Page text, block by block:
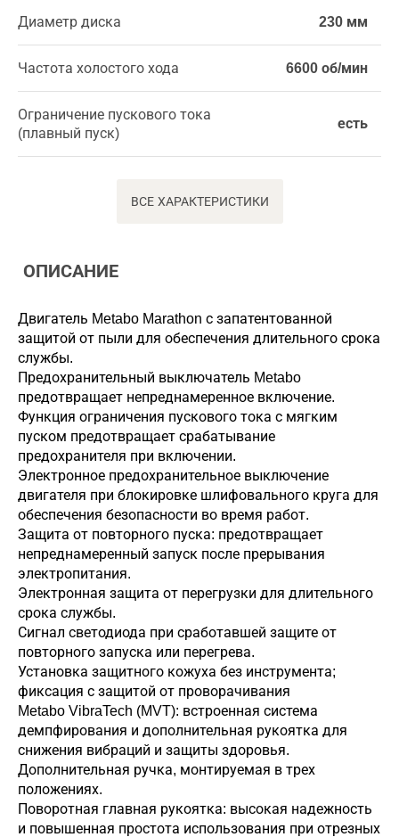
Диаметр диска 230 мм
Частота холостого хода 6600 об/мин
Ограничение пускового тока
(плавный пуск)
есть
ВСЕ ХАРАКТЕРИСТИКИ
ОПИСАНИЕ
Двигатель Metabo Marathon с запатентованной
защитой от пыли для обеспечения длительного срока
службы.
Предохранительный выключатель Metabo
предотвращает непреднамеренное включение.
Функция ограничения пускового тока с мягким
пуском предотвращает срабатывание
предохранителя при включении.
Электронное предохранительное выключение
двигателя при блокировке шлифовального круга для
обеспечения безопасности во время работ.
Защита от повторного пуска: предотвращает
непреднамеренный запуск после прерывания
электропитания.
Электронная защита от перегрузки для длительного
срока службы.
Сигнал светодиода при сработавшей защите от
повторного запуска или перегрева.
Установка защитного кожуха без инструмента;
фиксация с защитой от проворачивания
Metabo VibraTech (MVT): встроенная система
демпфирования и дополнительная рукоятка для
снижения вибраций и защиты здоровья.
Дополнительная ручка, монтируемая в трех
положениях.
Поворотная главная рукоятка: высокая надежность
и повышенная простота использования при отрезных